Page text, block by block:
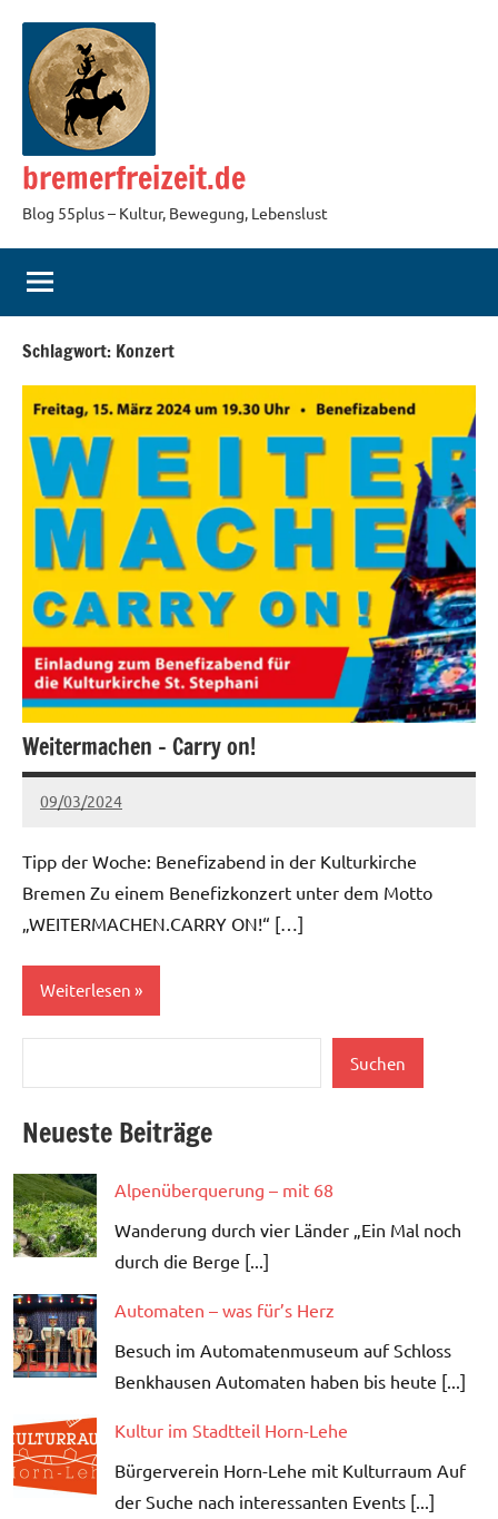
Inhalt
springen
bremerfreizeit.de
Blog 55plus – Kultur, Bewegung, Lebenslust
Schlagwort: Konzert
Weitermachen – Carry on!
09/03/2024
Claudia
Keine
Tipp der Woche: Benefizabend in der Kulturkirche
Bremen Zu einem Benefizkonzert unter dem Motto
„WEITERMACHEN.CARRY ON!“ […]
Weiterlesen
Suchen
Neueste Beiträge
Alpenüberquerung – mit 68
Wanderung durch vier Länder „Ein Mal noch
durch die Berge [...]
Automaten – was für’s Herz
Besuch im Automatenmuseum auf Schloss
Benkhausen Automaten haben bis heute [...]
Kultur im Stadtteil Horn-Lehe
Bürgerverein Horn-Lehe mit Kulturraum Auf
der Suche nach interessanten Events [...]